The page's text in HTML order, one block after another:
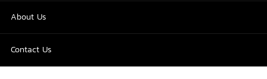
About Us
Contact Us